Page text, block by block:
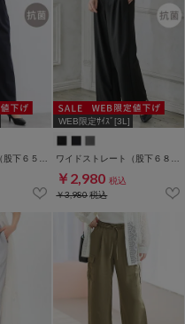
ワイドストレート（股下６５ｃｍ）
WEB限定ｻｲｽﾞ[3L]
ワイドストレート（股下６８ｃｍ）
￥2,980 税込
￥3,980税込